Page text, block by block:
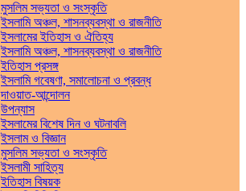
মুসলিম সভ্যতা ও সংস্কৃতি
ইসলামি অঞ্চল, শাসনব্যবস্থা ও রাজনীতি
ইসলামের ইতিহাস ও ঐতিহ্য
ইসলামি অঞ্চল, শাসনব্যবস্থা ও রাজনীতি
ইতিহাস প্রসঙ্গ
ইসলামি গবেষণা, সমালোচনা ও প্রবন্ধ
দাওয়াত-আন্দোলন
উপন্যাস
ইসলামের বিশেষ দিন ও ঘটনাবলি
ইসলাম ও বিজ্ঞান
মুসলিম সভ্যতা ও সংস্কৃতি
ইসলামী সাহিত্য
ইতিহাস বিষয়ক